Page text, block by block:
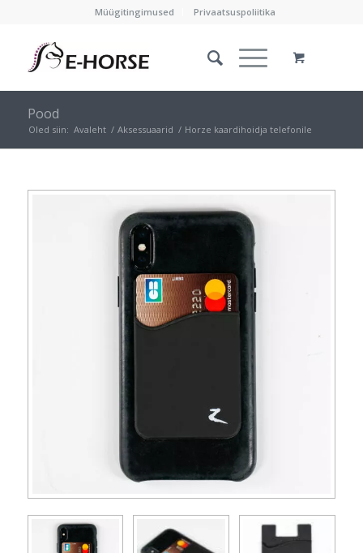
Müügitingimused Privaatsuspoliitika
Pood
Oled siin: Avaleht / Aksessuaarid / Horze kaardihoidja telefonile